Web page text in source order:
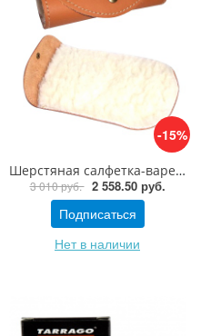
-15%
Шерстяная салфетка-варежка для полировки обуви Saphir Medaille Gant Lustreur Deluxe
3 010 руб. 2 558.50 руб.
Подписаться
Нет в наличии